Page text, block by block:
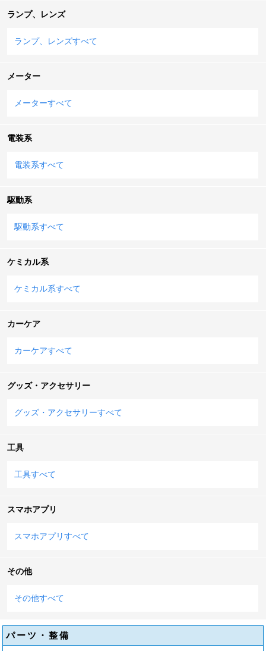
ランプ、レンズ
ランプ、レンズすべて
メーター
メーターすべて
電装系
電装系すべて
駆動系
駆動系すべて
ケミカル系
ケミカル系すべて
カーケア
カーケアすべて
グッズ・アクセサリー
グッズ・アクセサリーすべて
工具
工具すべて
スマホアプリ
スマホアプリすべて
その他
その他すべて
パーツ・整備